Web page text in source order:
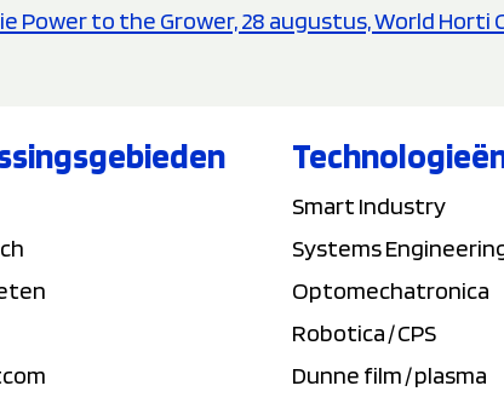
Power to the Grower, 28 augustus, World Horti
Smart Industry
Systems
Optomechatronica
Robotica / CPS
Dunne film / plasma